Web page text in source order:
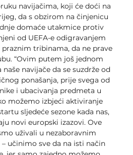
navijačima, koji će doći na
da s obzirom na činjenicu
domaće utakmice protiv
od UEFA-e odigravanjem
tribinama, da ne prave
“Ovim putem još jednom
navijače da se suzdrže od
ponašanja, prije svega od
i ubacivanja predmeta u
možemo izbjeći aktiviranje
sljedeće sezone kada nas,
novi europski izazovi. Ove
uživali u nezaboravnim
učinimo sve da na isti način